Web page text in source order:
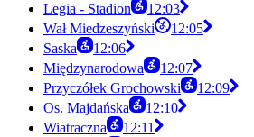
Legia - Stadion
12:03
Wał Miedzeszyński
12:05
Saska
12:06
Międzynarodowa
12:07
Przyczółek Grochowski
12:09
Os. Majdańska
12:10
Wiatraczna
12:11